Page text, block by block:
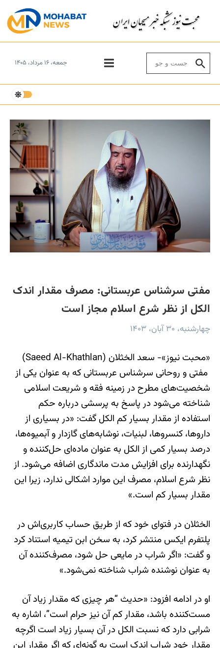
جمعه، ۱۶ مرداد، ۱۴۰۵
مفتی سرشناس عربستانی: مصرف مقدار اندک
الکل از نظر شرع اسلام مجاز است
چهارشنبه، ۳۰ آبان، ۱۴۰۳
«محبت نیوز»- سعد الخثلان (Saeed Al-Khathlan)
مفتی و روحانی سرشناس عربستانی که به عنوان یکی از
شخصیت‌های مطرح در زمینه فقه و شریعت اسلامی
شناخته می‌شود در پاسخ به پرسشی درباره حکم
استفاده از مقدار بسیار کم الکل گفت: «در بسیاری از
داروها، کنسروها، لبنیات، نوشابه‌های گازدار و آبمیوه‌ها،
درصد بسیار کمی از الکل به عنوان ماده‌ای حل‌کننده و
نگهدارنده برای افزایش مدت ماندگاری اضافه می‌شود. از
نظر شرع اسلام، مصرف این موارد اشکالی ندارد، زیرا این
مقدار بسیار کم است.»
الخثلان در فتوای خود که از طریق حساب کاربری‌اش در
پلتفرم ایکس منتشر کرد، به سخن ابن تیمیه استناد کرد
و گفت: «اگر شراب در مایعی حل شود، مصرف‌کننده آن
به عنوان نوشنده شراب شناخته نمی‌شود.»
او در ادامه افزود: «حدیث “هر چیزی که مقدار زیاد آن
مست‌کننده باشد، مقدار کم آن نیز حرام است”، اشاره به
شرابی دارد که نسبت الکل در آن بسیار زیاد است اگرچه